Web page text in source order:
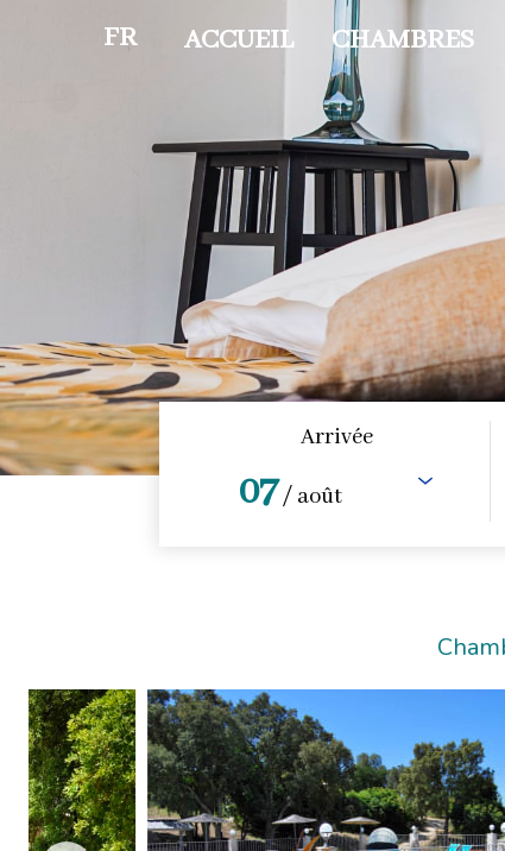
FR ACCUEIL CHAMBRES
Arrivée
07/ août